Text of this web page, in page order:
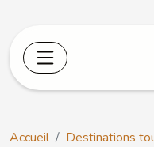
Accueil
Destinations